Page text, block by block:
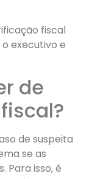
fiscal
executivo e
de
de suspeita
se as
Para isso, é